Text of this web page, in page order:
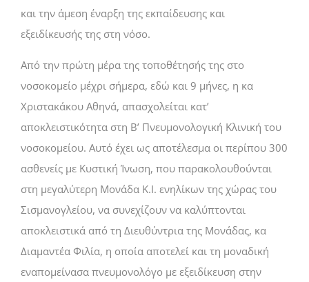
και την άμεση έναρξη της εκπαίδευσης και
εξειδίκευσής της στη νόσο.
Από την πρώτη μέρα της τοποθέτησής της στο
νοσοκομείο μέχρι σήμερα, εδώ και 9 μήνες, η κα
Χριστακάκου Αθηνά, απασχολείται κατ’
αποκλειστικότητα στη Β’ Πνευμονολογική Κλινική του
νοσοκομείου. Αυτό έχει ως αποτέλεσμα οι περίπου 300
ασθενείς με Κυστική Ίνωση, που παρακολουθούνται
στη μεγαλύτερη Μονάδα Κ.Ι. ενηλίκων της χώρας του
Σισμανογλείου, να συνεχίζουν να καλύπτονται
αποκλειστικά από τη Διευθύντρια της Μονάδας, κα
Διαμαντέα Φιλία, η οποία αποτελεί και τη μοναδική
εναπομείνασα πνευμονολόγο με εξειδίκευση στην